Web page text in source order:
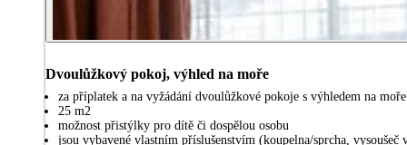
Dvoulůžkový pokoj, výhled na moře
za příplatek a na vyžádání dvoulůžkové pokoje s výhledem na moře
25 m2
možnost přistýlky pro dítě či dospělou osobu
jsou vybavené vlastním příslušenstvím (koupelna/sprcha,